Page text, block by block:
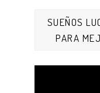
SUEÑOS
PARA